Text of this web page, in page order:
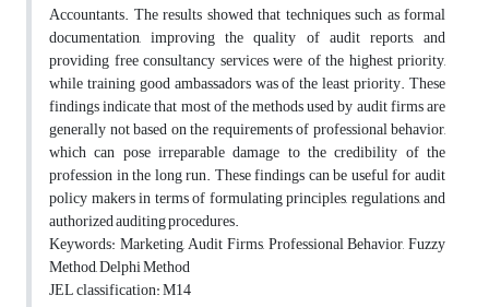
Accountants. The results showed that techniques such as formal
documentation, improving the quality of audit reports, and
providing free consultancy services were of the highest priority,
while training good ambassadors was of the least priority. These
findings indicate that most of the methods used by audit firms are
generally not based on the requirements of professional behavior,
which can pose irreparable damage to the credibility of the
profession in the long run. These findings can be useful for audit
policy makers in terms of formulating principles, regulations, and
authorized auditing procedures.
Keywords: Marketing, Audit Firms, Professional Behavior, Fuzzy
Method, Delphi Method
JEL classification: M14